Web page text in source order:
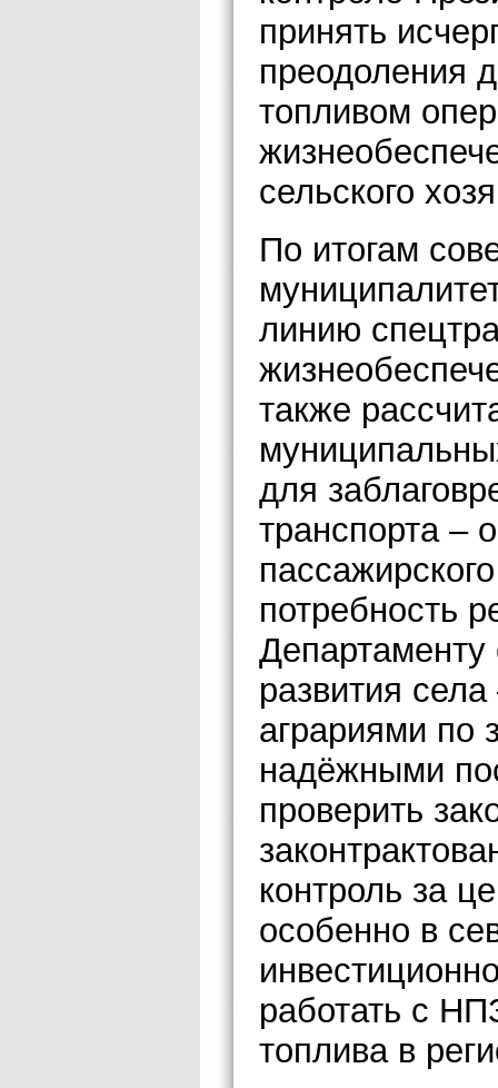
принять
преодоления
топливом
сельского
По итогам
линию
также
для
транспорта –
потребность
Департаменту
развития
аграриями по
надёжными
проверить
контроль за
особенно в
работать с
топлива в